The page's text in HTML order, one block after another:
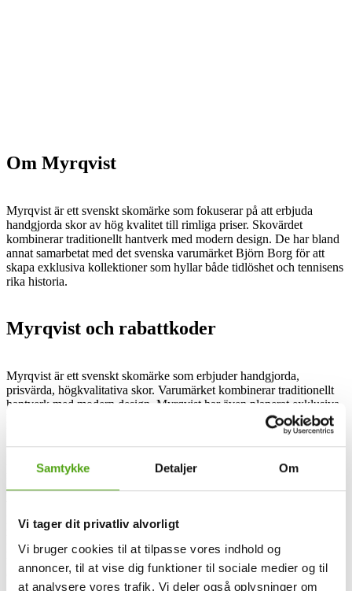
Samtykke Detaljer Om
Vi tager dit privatliv alvorligt
Vi bruger cookies til at tilpasse vores indhold og
annoncer, til at vise dig funktioner til sociale medier og til
at analysere vores trafik. Vi deler også oplysninger om
Om Myrqvist
Myrqvist är ett svenskt skomärke som fokuserar på att erbjuda
handgjorda skor av hög kvalitet till rimliga priser. Skovärdet
kombinerar traditionellt hantverk med modern design. De har bland
annat samarbetat med det svenska varumärket Björn Borg för att
skapa exklusiva kollektioner som hyllar både tidlöshet och tennisens
rika historia.
Myrqvist och rabattkoder
Myrqvist är ett svenskt skomärke som erbjuder handgjorda,
prisvärda, högkvalitativa skor. Varumärket kombinerar traditionellt
hantverk med modern design. Myrqvist har även planerat exklusiva
kollektioner i samarbete med andra svenska varumärken, som Björn
Borg, som hyllar både tidlös design och tennisens rika historia.
När det gäller rabattkoder och erbjudanden erbjuder Myrqvist
regelbundet olika kampanjer till sina kunder. Dessa kan inkludera
rabattkoder som ger procentuella avdrag på ditt köp, fasta rabatter
produkt gratis vid köp av en annan. Erbjudanden kan också
inkludera ytterligare rabatter på redan nedsatta varor. Om du
prenumererar på Myrqvists nyhetsbrev får du exklusiv tillgång till
rabattkoder samt förhandsinformation om framtida utförsäljningar
och kommande kollektioner.